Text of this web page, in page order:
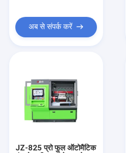
समाचार
कॉमन रेल टेस्ट बेंच
मल्टीफंक्शनल टेस्ट बेंच
अब से संपर्क करें
JZ-825 प्रो फुल ऑटोमैटिक